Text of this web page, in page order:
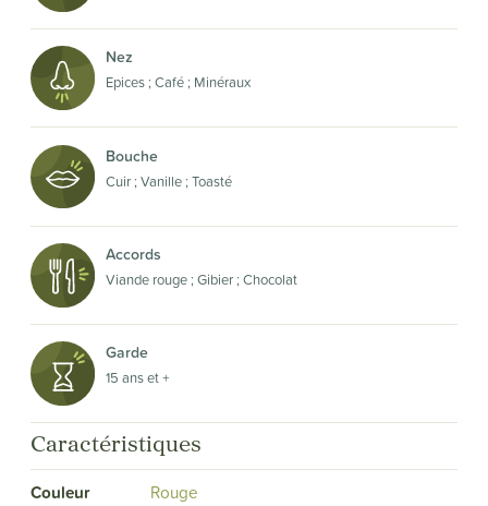
Nez
Epices ; Café ; Minéraux
Bouche
Cuir ; Vanille ; Toasté
Accords
Viande rouge ; Gibier ; Chocolat
Garde
15 ans et +
Caractéristiques
Couleur
Rouge